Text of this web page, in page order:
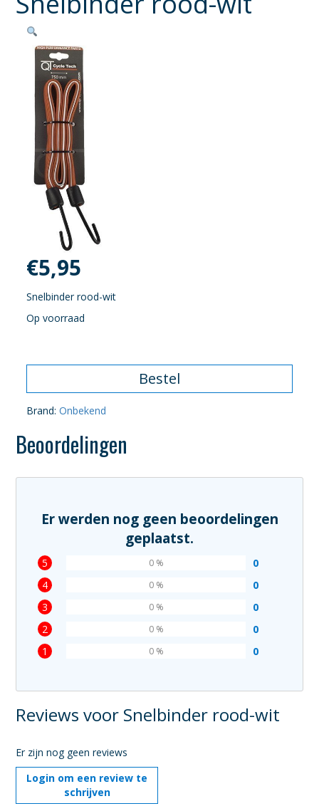
€5,95
Snelbinder rood-wit
Op voorraad
Bestel
Brand:Onbekend
Beoordelingen
Er werden nog geen beoordelingen
geplaatst.
5 0
0 %
4 0
0 %
3 0
0 %
2 0
0 %
1 0
0 %
Reviews voor Snelbinder rood-wit
Er zijn nog geen reviews
Login om een review te
schrijven